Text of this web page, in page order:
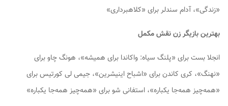
«زندگی»، آدام سندلر برای «کلاهبرداری»
بهترین بازیگر زن نقش مکمل
انجلا بست برای «پلنگ سیاه: واکاندا برای همیشه»، هونگ چاو برای
«نهنگ»، کری کاندن برای «اشباح اینیشرین»، جیمی لی کورتیس برای
«همه‌چیز همه‌جا یکباره»، استفانی شو برای «همه‌چیز همه‌جا یکباره»